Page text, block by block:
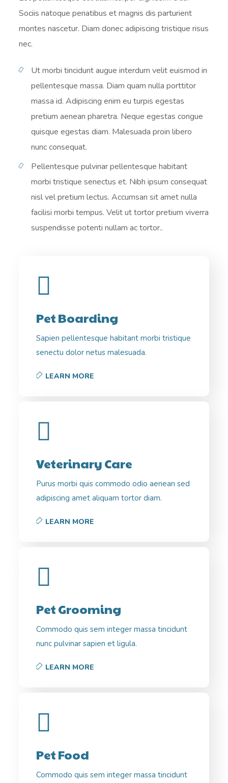
Sociis natoque penatibus et magnis dis parturient
montes nascetur. Diam donec adipiscing tristique risus
nec.
Ut morbi tincidunt augue interdum velit euismod in
pellentesque massa. Diam quam nulla porttitor
massa id. Adipiscing enim eu turpis egestas
pretium aenean pharetra. Neque egestas congue
quisque egestas diam. Malesuada proin libero
nunc consequat.
Pellentesque pulvinar pellentesque habitant
morbi tristique senectus et. Nibh ipsum consequat
nisl vel pretium lectus. Accumsan sit amet nulla
facilisi morbi tempus. Velit ut tortor pretium viverra
suspendisse potenti nullam ac tortor..
Pet Boarding
Sapien pellentesque habitant morbi tristique
senectu dolor netus malesuada.
LEARN MORE
Veterinary Care
Purus morbi quis commodo odio aenean sed
adipiscing amet aliquam tortor diam.
LEARN MORE
Pet Grooming
Commodo quis sem integer massa tincidunt
nunc pulvinar sapien et ligula.
LEARN MORE
Pet Food
Commodo quis sem integer massa tincidunt